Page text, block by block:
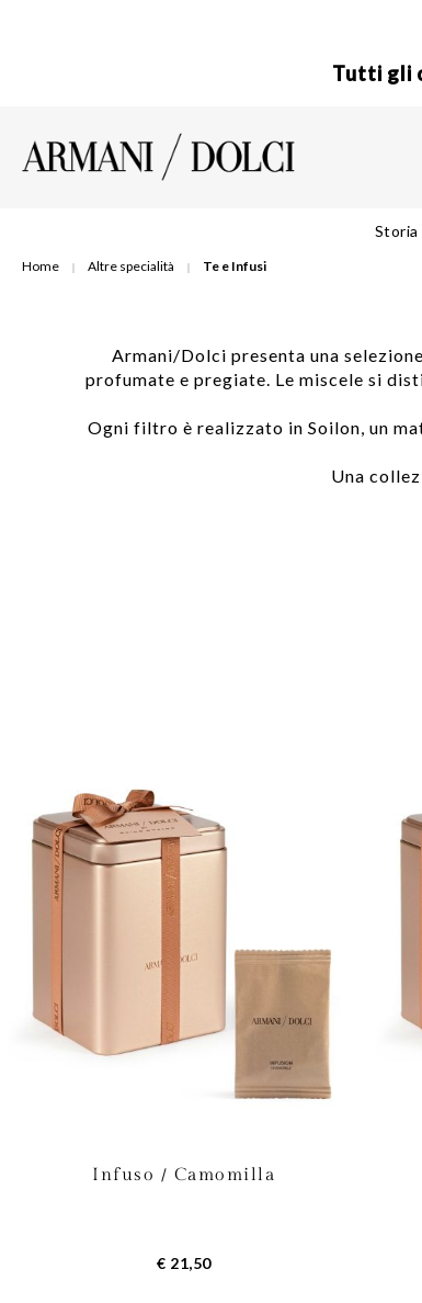
Tutti gli
Storia
Home Altre specialità Te e Infusi
Armani/Dolci presenta una
profumate e pregiate. Le miscele si
Ogni filtro è realizzato in Soilon, un
Una
Infuso / Camomilla
€ 21,50